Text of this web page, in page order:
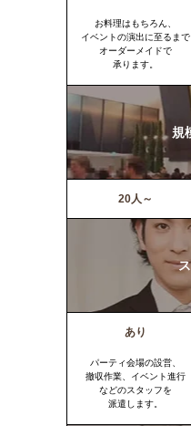
お料理はもちろん、
イベントの演出に至るまで
オーダーメイドで
承ります。
規
20人～
あり
パーティ会場の設営、
撤収作業、イベント進行
などのスタッフを
派遣します。